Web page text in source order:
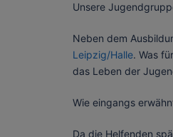
Unsere
Neben dem
Leipzig/Halle. Was
das Leben der
Wie eingangs
Da die Helfenden